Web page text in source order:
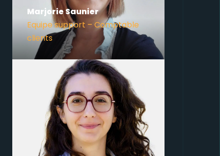
Marjorie Saunier
Equipe support – Comptable
clients